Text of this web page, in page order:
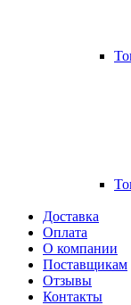
Доставка
Оплата
О компании
Поставщикам
Отзывы
Контакты